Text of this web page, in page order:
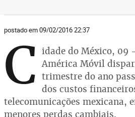
postado em 09/02/2016 22:37
C idade do México, 09
América Móvil
trimestre do ano
dos custos
telecomunicações mexicana,
menores perdas cambiais.